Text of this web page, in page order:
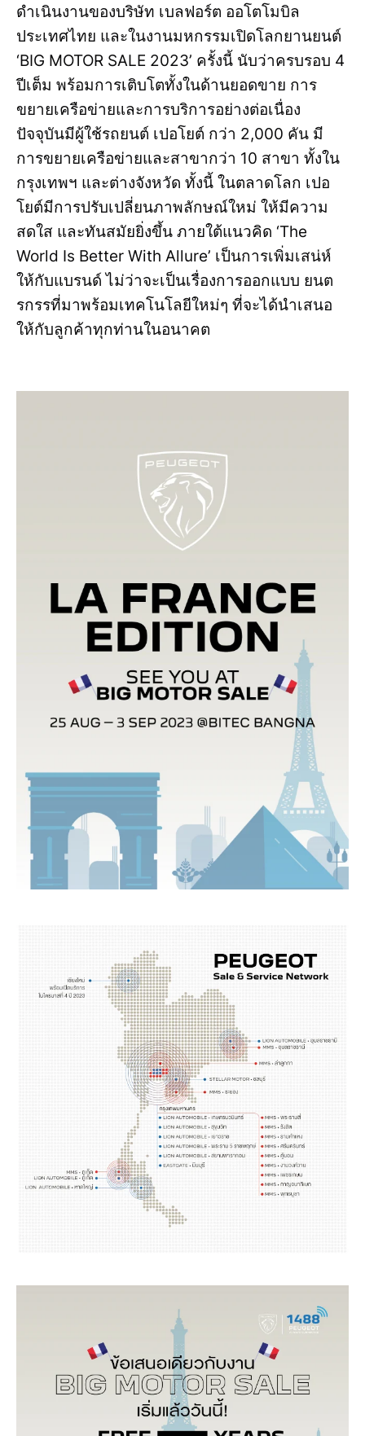
ดำเนินงานของบริษัท เบลฟอร์ต ออโตโมบิล
ประเทศไทย และในงานมหกรรมเปิดโลกยานยนต์
‘BIG MOTOR SALE 2023’ ครั้งนี้ นับว่าครบรอบ 4
ปีเต็ม พร้อมการเติบโตทั้งในด้านยอดขาย การ
ขยายเครือข่ายและการบริการอย่างต่อเนื่อง
ปัจจุบันมีผู้ใช้รถยนต์ เปอโยต์ กว่า 2,000 คัน มี
การขยายเครือข่ายและสาขากว่า 10 สาขา ทั้งใน
กรุงเทพฯ และต่างจังหวัด ทั้งนี้ ในตลาดโลก เปอ
โยต์มีการปรับเปลี่ยนภาพลักษณ์ใหม่ ให้มีความ
สดใส และทันสมัยยิ่งขึ้น ภายใต้แนวคิด ‘The
World Is Better With Allure’ เป็นการเพิ่มเสน่ห์
ให้กับแบรนด์ ไม่ว่าจะเป็นเรื่องการออกแบบ ยนต
รกรรที่มาพร้อมเทคโนโลยีใหม่ๆ ที่จะได้นำเสนอ
ให้กับลูกค้าทุกท่านในอนาคต